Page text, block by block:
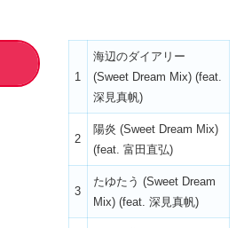
1
海辺のダイアリー
(Sweet Dream Mix) (feat.
深見真帆)
2
陽炎 (Sweet Dream Mix)
(feat. 富田直弘)
3
たゆたう (Sweet Dream
Mix) (feat. 深見真帆)